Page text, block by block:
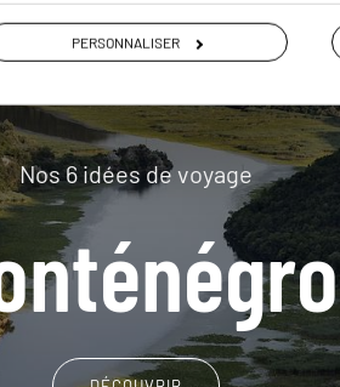
PERSONNALISER
Nos 6 idées de voyage